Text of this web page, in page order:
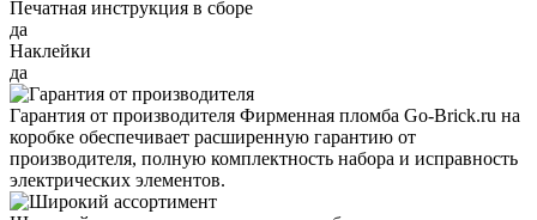
Печатная инструкция в сборе
да
Наклейки
да
Гарантия от производителя Фирменная пломба Go-Brick.ru на
коробке обеспечивает расширенную гарантию от
производителя, полную комплектность набора и исправность
электрических элементов.